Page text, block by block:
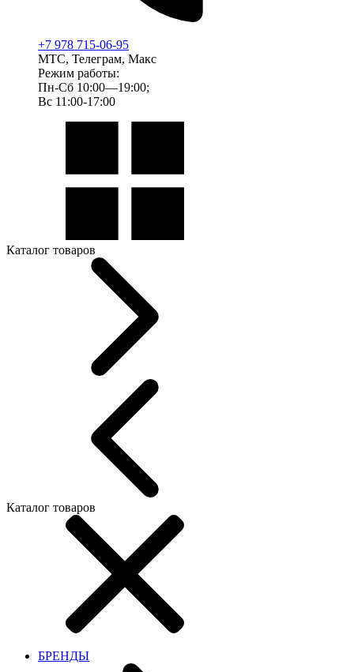
+7 978 715-06-95
МТС, Телеграм, Макс
Режим работы:
Пн-Сб 10:00—19:00;
Вс 11:00-17:00
Каталог товаров
Каталог товаров
БРЕНДЫ